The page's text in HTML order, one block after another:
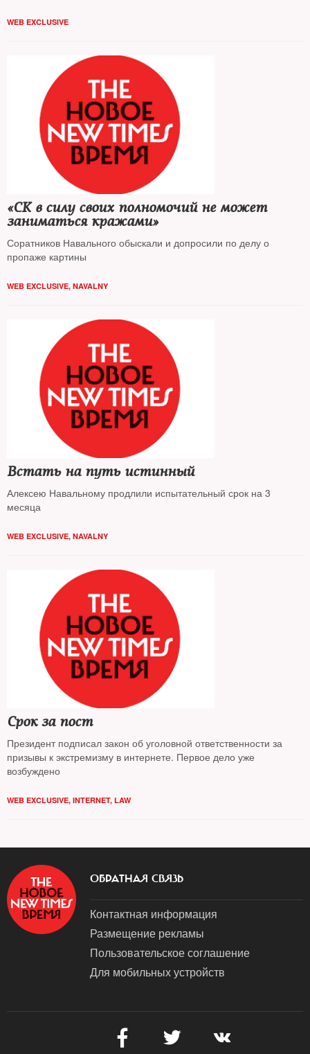
WEB EXCLUSIVE
«СК в силу своих полномочий не может
заниматься кражами»
Соратников Навального обыскали и допросили по делу о
пропаже картины
WEB EXCLUSIVE, NAVALNY
Встать на путь истинный
Алексею Навальному продлили испытательный срок на 3
месяца
WEB EXCLUSIVE, NAVALNY
Срок за пост
Президент подписал закон об уголовной ответственности за
призывы к экстремизму в интернете. Первое дело уже
возбуждено
WEB EXCLUSIVE, INTERNET, LAW
ОБРАТНАЯ СВЯЗЬ
Контактная информация
Размещение рекламы
Пользовательское соглашение
Для мобильных устройств